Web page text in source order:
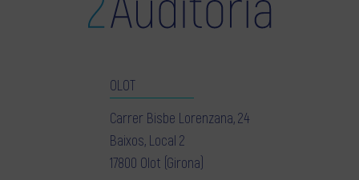
OLOT
Carrer Bisbe Lorenzana, 24
Baixos, Local 2
17800 Olot (Girona)